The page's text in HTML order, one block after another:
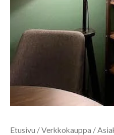
Etusivu /Verkkokauppa /